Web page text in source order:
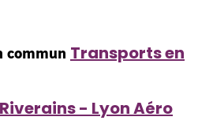
commun Transports en
- Lyon Aéro